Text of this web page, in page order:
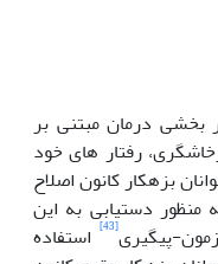
بخشی درمان مبتنی بر
رفتار های خود
بزهکار کانون اصلاح
دستیابی به این
پیگیری[43]
استفاده